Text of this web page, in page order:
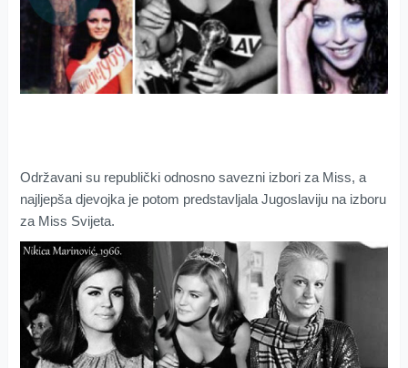
Održavani su republički odnosno savezni izbori za Miss, a
najljepša djevojka je potom predstavljala Jugoslaviju na izboru
za Miss Svijeta.